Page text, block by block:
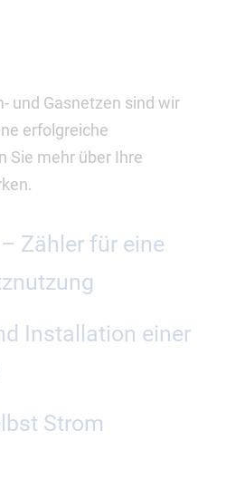
und Gasnetzen sind wir
erfolgreiche
Sie mehr über Ihre
Zähler für eine
Installation einer
Strom